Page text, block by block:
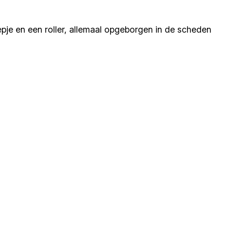
en een roller, allemaal opgeborgen in de scheden